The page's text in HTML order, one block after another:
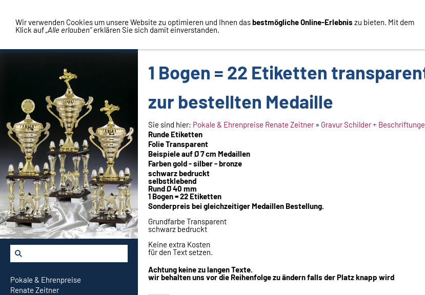
Pokale & Ehrenpreise
Renate Zeitner
1 Bogen = 22 Etiketten
zur bestellten Medaille
Sie sind hier: Pokale & Ehrenpreise Renate Zeitner» Gravur Schilder +
Runde Etiketten
Folie Transparent
Beispiele auf Ø 7 cm Medaillen
Farben gold - silber - bronze
schwarz bedruckt
selbstklebend
Rund Ø 40 mm
1 Bogen = 22 Etiketten
Sonderpreis bei gleichzeitiger Medaillen Bestellung.
Grundfarbe Transparent
schwarz bedruckt
Keine extra Kosten
für den Text setzen.
Achtung keine zu langen Texte.
wir behalten uns vor die Reihenfolge zu ändern falls der Platz knapp wird
Wir verwenden Cookies um unsere Website zu optimieren und Ihnen dasbestmögliche Online-Erlebnis zu bieten. Mit dem
Klick auf„Alle erlauben“erklären Sie sich damit einverstanden.